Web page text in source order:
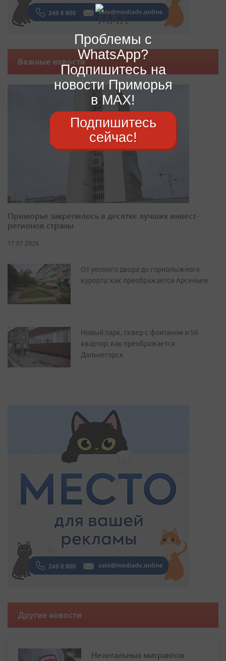
Важные новости
Приморье закрепилось в десятке лучших инвест-
регионов страны
17.07.2026
От уютного двора до горнолыжного
курорта: как преображается Арсеньев
Новый парк, сквер с фонтаном и 50
квартир: как преображается
Дальнегорск
Другие новости
Нелегальных мигрантов
Проблемы с
WhatsApp?
Подпишитесь на
новости Приморья
в MAX!
Подпишитесь
сейчас!